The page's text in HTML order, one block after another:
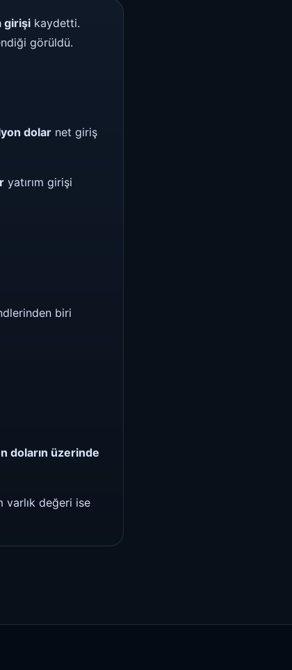
girişi kaydetti.
görüldü.
dolar net giriş
yatırım girişi
biri
doların üzerinde
varlık değeri ise